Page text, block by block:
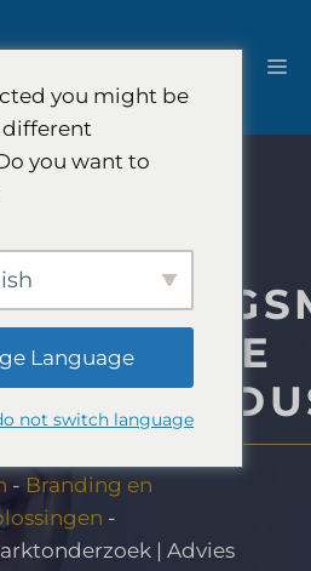
VOOR DE
- Branding en
-
| Advies
you might be
different
you want to
Language
not switch language